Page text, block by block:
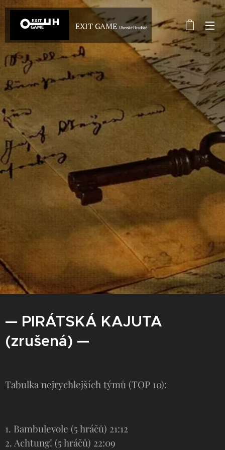
EXIT GAME Uherské Hradiště
— PIRÁTSKÁ KAJUTA
(zrušená) —
Tabulka nejrychlejších týmů (TOP 10):
1. Bambulevole (5 hráčů) 21:12
2. Achtung! (5 hráčů) 22:09